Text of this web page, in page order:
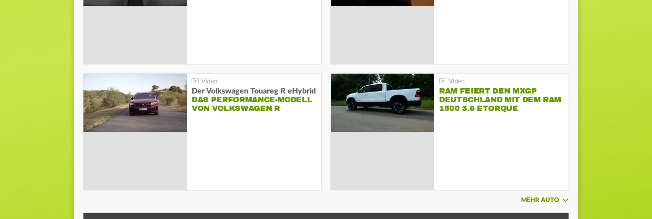
Der Volkswagen Touareg R eHybrid
DAS PERFORMANCE-MODELL
VON VOLKSWAGEN R
RAM FEIERT DEN MXGP
DEUTSCHLAND MIT DEM RAM
1500 3.6 ETORQUE
MEHR AUTO